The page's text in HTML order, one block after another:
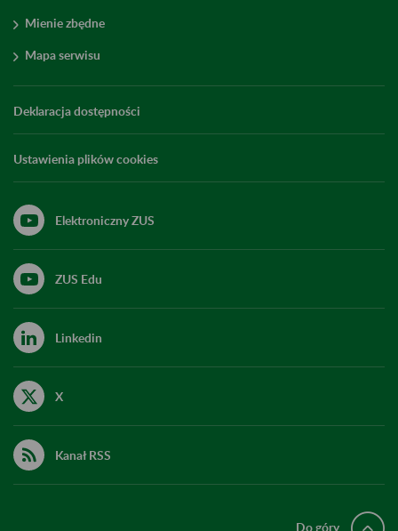
Mienie zbędne
Mapa serwisu
Deklaracja dostępności
Ustawienia plików cookies
Elektroniczny ZUS
ZUS Edu
Linkedin
X
Kanał RSS
Do góry